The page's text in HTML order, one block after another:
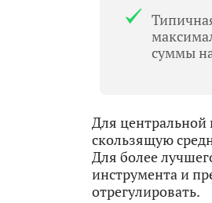
суммы
Для
скользящую
Для более
инструмента и
отрегулировать.